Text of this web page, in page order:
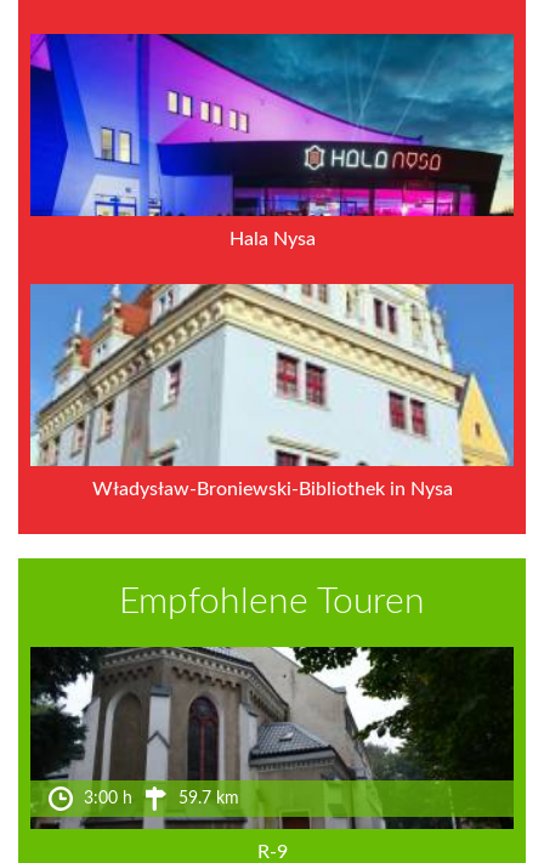
Hala Nysa
Władysław-Broniewski-Bibliothek in Nysa
Empfohlene Touren
3:00 h 59.7 km
R-9